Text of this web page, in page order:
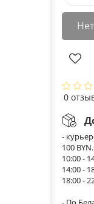
0
-
100
10:00 -
14:00 -
18:00 -